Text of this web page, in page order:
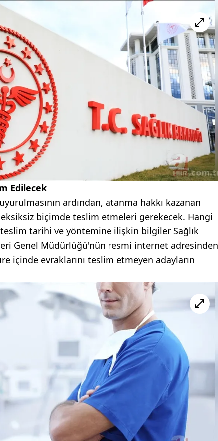
Edilecek
ardından, atanma hakkı kazanan
biçimde teslim etmeleri gerekecek. Hangi
tarihi ve yöntemine ilişkin bilgiler Sağlık
Genel Müdürlüğü'nün resmi internet adresinden
içinde evraklarını teslim etmeyen adayların